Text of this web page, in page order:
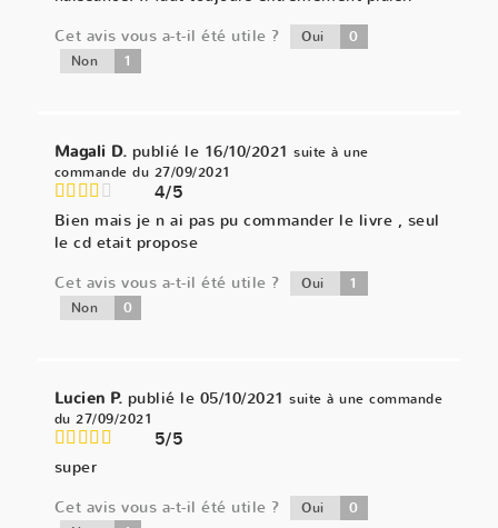
Cet avis vous a-t-il été utile ?
Oui 0
Non 1
Magali D. publié le 16/10/2021 suite à une
commande du 27/09/2021
4/5
Bien mais je n ai pas pu commander le livre , seul
le cd etait propose
Cet avis vous a-t-il été utile ?
Oui 1
Non 0
Lucien P. publié le 05/10/2021 suite à une commande
du 27/09/2021
5/5
super
Cet avis vous a-t-il été utile ?
Oui 0